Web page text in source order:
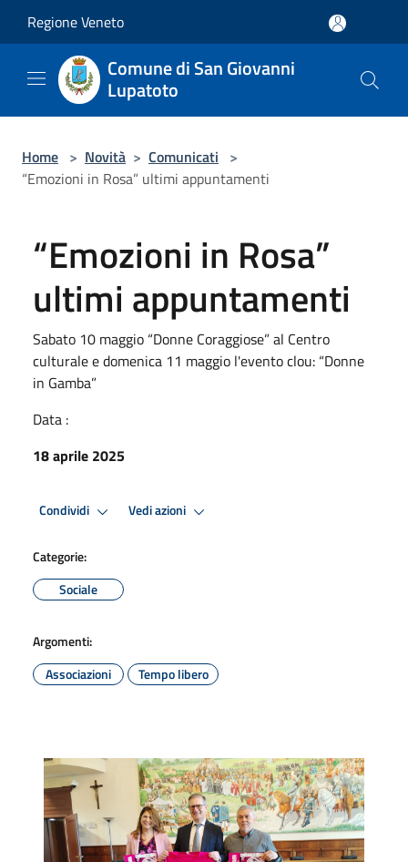
Regione Veneto
Comune di San Giovanni
Lupatoto
Home > Novità > Comunicati >
“Emozioni in Rosa” ultimi appuntamenti
“Emozioni in Rosa”
ultimi appuntamenti
Sabato 10 maggio “Donne Coraggiose” al Centro
culturale e domenica 11 maggio l'evento clou: “Donne
in Gamba”
Data :
18 aprile 2025
Condividi Vedi azioni
Categorie:
Sociale
Argomenti:
Associazioni
Tempo libero